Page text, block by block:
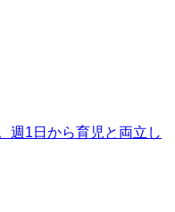
週1日から育児と両立し